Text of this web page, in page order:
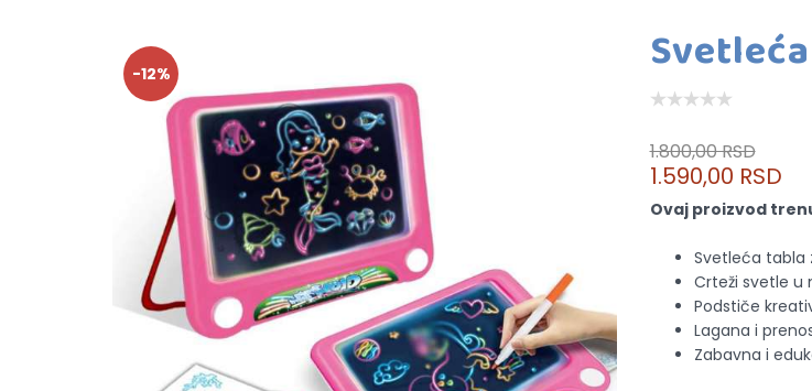
-12%
1.800,00 RSD
1.590,00 RSD
Ovaj proizvod
Svetleća
Crteži svetle u
Podstiče
Lagana i
Zabavna i